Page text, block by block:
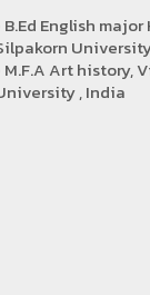
B.Ed English
M.F.A Art history,
, India